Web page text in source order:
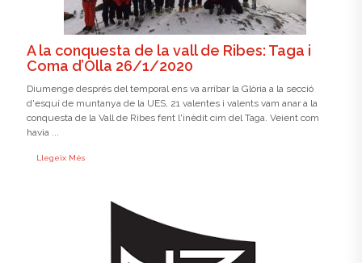
A la conquesta de la vall de Ribes: Taga i
Coma d’Olla 26/1/2020
Diumenge després del temporal ens va arribar la Glòria a la secció
d'esquí de muntanya de la UES, 21 valentes i valents vam anar a la
conquesta de la Vall de Ribes fent l'inèdit cim del Taga. Veient com
havia ...
Llegeix Més